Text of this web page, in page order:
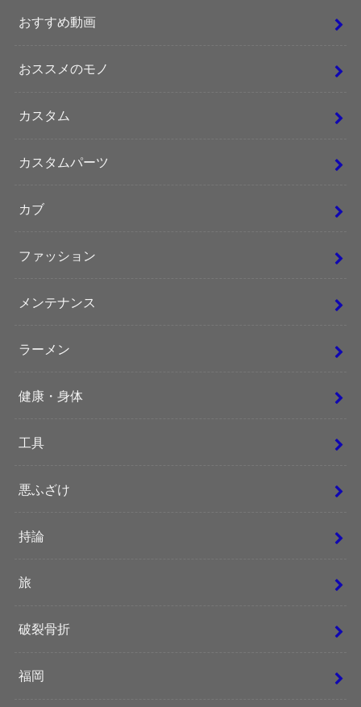
おすすめ動画
おススメのモノ
カスタム
カスタムパーツ
カブ
ファッション
メンテナンス
ラーメン
健康・身体
工具
悪ふざけ
持論
旅
破裂骨折
福岡